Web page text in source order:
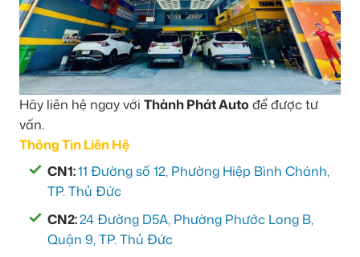
Hãy liên hệ ngay với Thành Phát Auto để được tư
vấn.
Thông Tin Liên Hệ
CN1:11 Đường số 12, Phường Hiệp Bình Chánh,
TP. Thủ Đức
CN2:24 Đường D5A, Phường Phước Long B,
Quận 9, TP. Thủ Đức